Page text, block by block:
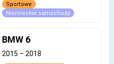
Sportowe
Niemieckie samochody
BMW 6
2015 – 2018